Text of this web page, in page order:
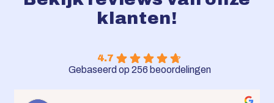
klanten!
4.7
Gebaseerd op 256 beoordelingen